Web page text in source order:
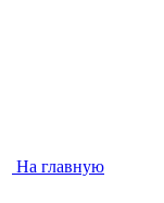
На главную